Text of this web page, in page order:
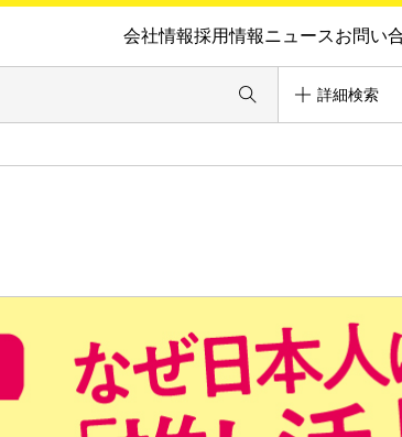
会社情報採用情報ニュースお問い
詳細検索